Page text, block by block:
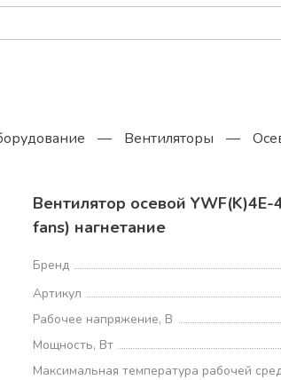
— Вентиляторы —
Вентилятор осевой
fans) нагнетание
Бренд
Артикул
Рабочее напряжение, В
Мощность, Вт
Максимальная температура рабочей